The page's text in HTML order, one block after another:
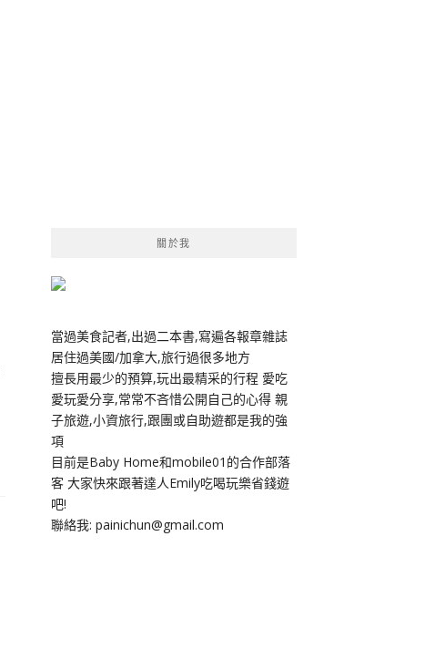
關於我
當過美食記者,出過二本書,寫遍各報章雜誌
居住過美國/加拿大,旅行過很多地方
擅長用最少的預算,玩出最精采的行程 愛吃
愛玩愛分享,常常不吝惜公開自己的心得 親
子旅遊,小資旅行,跟團或自助遊都是我的強
項
目前是Baby Home和mobile01的合作部落
客 大家快來跟著達人Emily吃喝玩樂省錢遊
吧!
聯絡我: painichun@gmail.com